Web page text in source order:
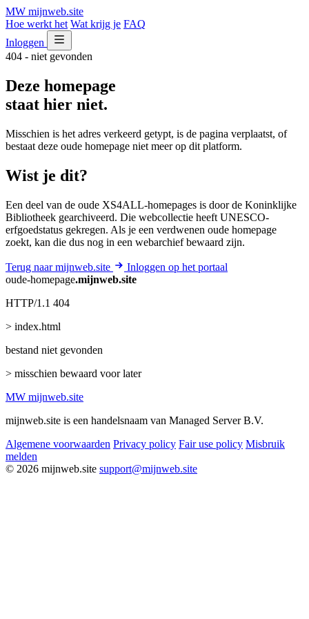
MW mijnweb.site
Hoe werkt het Wat krijg je FAQ
Inloggen
404 - niet gevonden
Deze homepage
staat hier niet.
Misschien is het adres verkeerd getypt, is de pagina verplaatst, of
bestaat deze oude homepage niet meer op dit platform.
Wist je dit?
Een deel van de oude XS4ALL-homepages is door de Koninklijke
Bibliotheek gearchiveerd. Die webcollectie heeft UNESCO-
erfgoedstatus gekregen. Als je een verdwenen oude homepage
zoekt, kan die dus nog in een webarchief bewaard zijn.
Terug naar mijnweb.site
Inloggen op het portaal
oude-homepage.mijnweb.site
HTTP/1.1 404
> index.html
bestand niet gevonden
> misschien bewaard voor later
MW mijnweb.site
mijnweb.site is een handelsnaam van Managed Server B.V.
Algemene voorwaarden Privacy policy Fair use policy Misbruik
melden
© 2026 mijnweb.site support@mijnweb.site